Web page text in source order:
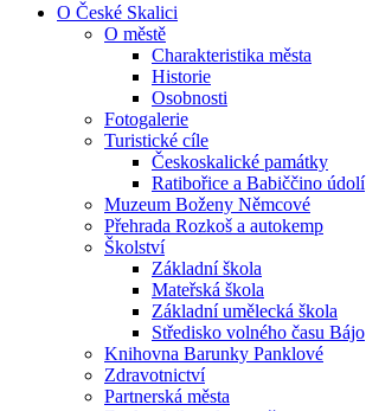
O České Skalici
O městě
Charakteristika města
Historie
Osobnosti
Fotogalerie
Turistické cíle
Českoskalické památky
Ratibořice a Babiččino údolí
Muzeum Boženy Němcové
Přehrada Rozkoš a autokemp
Školství
Základní škola
Mateřská škola
Základní umělecká škola
Středisko volného času Bájo
Knihovna Barunky Panklové
Zdravotnictví
Partnerská města